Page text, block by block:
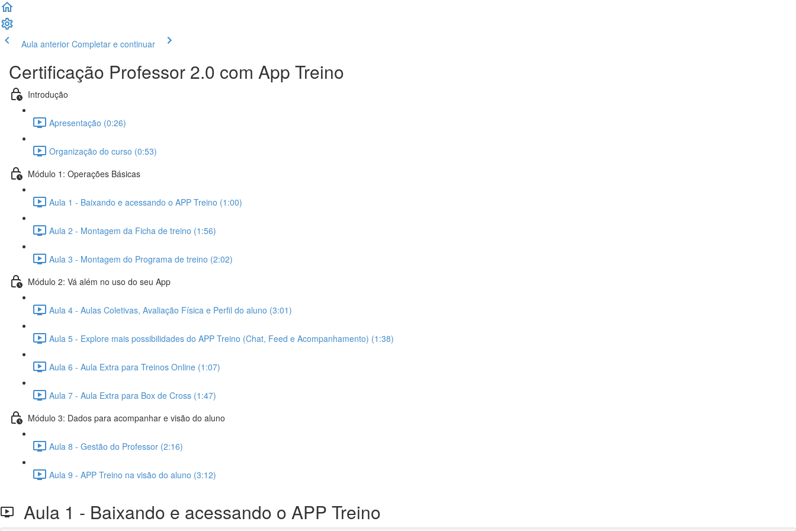
Aula anterior Completar e continuar
Certificação Professor 2.0 com App Treino
Introdução
Apresentação (0:26)
Organização do curso (0:53)
Módulo 1: Operações Básicas
Aula 1 - Baixando e acessando o APP Treino (1:00)
Aula 2 - Montagem da Ficha de treino (1:56)
Aula 3 - Montagem do Programa de treino (2:02)
Módulo 2: Vá além no uso do seu App
Aula 4 - Aulas Coletivas, Avaliação Física e Perfil do aluno (3:01)
Aula 5 - Explore mais possibilidades do APP Treino (Chat, Feed e Acompanhamento) (1:38)
Aula 6 - Aula Extra para Treinos Online (1:07)
Aula 7 - Aula Extra para Box de Cross (1:47)
Módulo 3: Dados para acompanhar e visão do aluno
Aula 8 - Gestão do Professor (2:16)
Aula 9 - APP Treino na visão do aluno (3:12)
Aula 1 - Baixando e acessando o APP Treino